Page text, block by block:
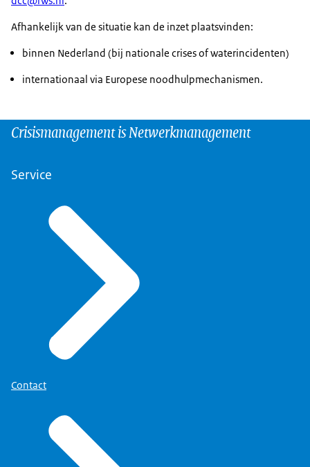
Afhankelijk van de situatie kan de inzet plaatsvinden:
binnen Nederland (bij nationale crises of waterincidenten)
internationaal via Europese noodhulpmechanismen.
Crisismanagement is Netwerkmanagement
Service
Contact